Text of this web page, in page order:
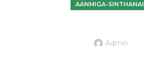
AANMIGA-SINTHANAI
Admin